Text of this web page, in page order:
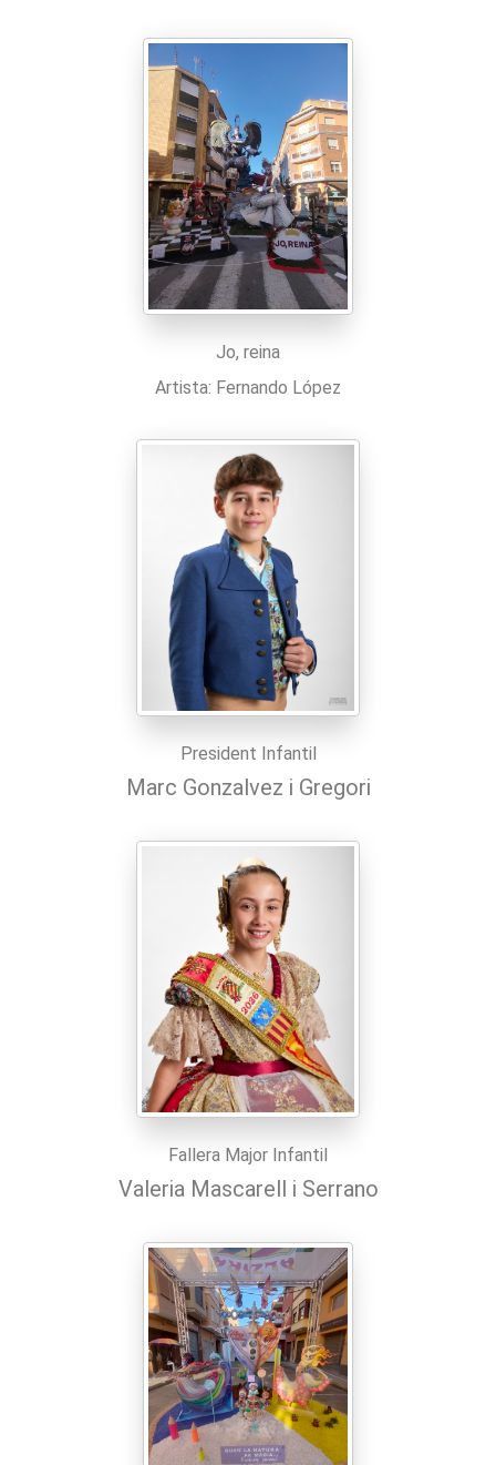
Jo, reina
Artista: Fernando López
President Infantil
Marc Gonzalvez i Gregori
Fallera Major Infantil
Valeria Mascarell i Serrano